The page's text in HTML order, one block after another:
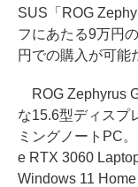
SUS「ROG
フにあたる9万円
円での購入が可能
ROG Zephyrus
な15.6型ディスプ
ミングノートPC
e RTX 3060
Windows 11